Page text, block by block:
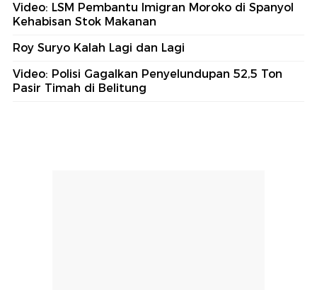
Video: LSM Pembantu Imigran Moroko di Spanyol
Kehabisan Stok Makanan
Roy Suryo Kalah Lagi dan Lagi
Video: Polisi Gagalkan Penyelundupan 52,5 Ton
Pasir Timah di Belitung